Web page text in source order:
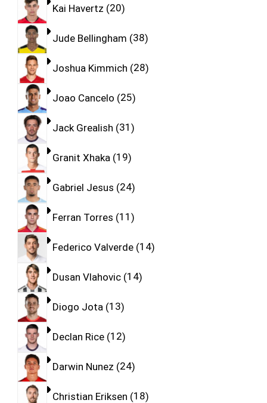
Kai Havertz 20
Jude Bellingham 38
Joshua Kimmich 28
Joao Cancelo 25
Jack Grealish 31
Granit Xhaka 19
Gabriel Jesus 24
Ferran Torres 11
Federico Valverde 14
Dusan Vlahovic 14
Diogo Jota 13
Declan Rice 12
Darwin Nunez 24
Christian Eriksen 18